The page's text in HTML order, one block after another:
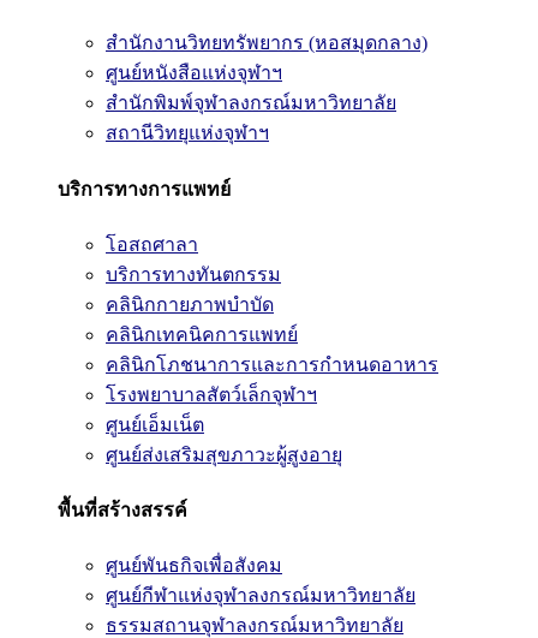
สำนักงานวิทยทรัพยากร (หอสมุดกลาง)
ศูนย์หนังสือแห่งจุฬาฯ
สำนักพิมพ์จุฬาลงกรณ์มหาวิทยาลัย
สถานีวิทยุแห่งจุฬาฯ
บริการทางการแพทย์
โอสถศาลา
บริการทางทันตกรรม
คลินิกกายภาพบำบัด
คลินิกเทคนิคการแพทย์
คลินิกโภชนาการและการกำหนดอาหาร
โรงพยาบาลสัตว์เล็กจุฬาฯ
ศูนย์เอ็มเน็ต
ศูนย์ส่งเสริมสุขภาวะผู้สูงอายุ
พื้นที่สร้างสรรค์
ศูนย์พันธกิจเพื่อสังคม
ศูนย์กีฬาแห่งจุฬาลงกรณ์มหาวิทยาลัย
ธรรมสถานจุฬาลงกรณ์มหาวิทยาลัย